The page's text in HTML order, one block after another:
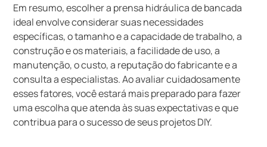
Em resumo, escolher a prensa hidráulica de bancada
ideal envolve considerar suas necessidades
específicas, o tamanho e a capacidade de trabalho, a
construção e os materiais, a facilidade de uso, a
manutenção, o custo, a reputação do fabricante e a
consulta a especialistas. Ao avaliar cuidadosamente
esses fatores, você estará mais preparado para fazer
uma escolha que atenda às suas expectativas e que
contribua para o sucesso de seus projetos DIY.